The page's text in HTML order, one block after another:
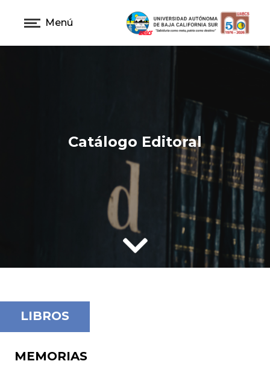
Menú
Catálogo Editoral
LIBROS
MEMORIAS